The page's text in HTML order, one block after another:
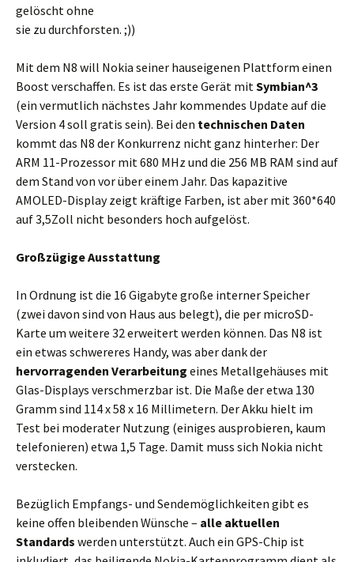
gelöscht ohne
sie zu durchforsten. ;))
Mit dem N8 will Nokia seiner hauseigenen Plattform einen
Boost verschaffen. Es ist das erste Gerät mitSymbian^3
(ein vermutlich nächstes Jahr kommendes Update auf die
Version 4 soll gratis sein). Bei den technischen Daten
kommt das N8 der Konkurrenz nicht ganz hinterher: Der
ARM 11-Prozessor mit 680 MHz und die 256 MB RAM sind auf
dem Stand von vor über einem Jahr. Das kapazitive
AMOLED-Display zeigt kräftige Farben, ist aber mit 360*640
auf 3,5Zoll nicht besonders hoch aufgelöst.
Großzügige Ausstattung
In Ordnung ist die 16 Gigabyte große interner Speicher
(zwei davon sind von Haus aus belegt), die per microSD-
Karte um weitere 32 erweitert werden können. Das N8 ist
ein etwas schwereres Handy, was aber dank der
hervorragenden Verarbeitung eines Metallgehäuses mit
Glas-Displays verschmerzbar ist. Die Maße der etwa 130
Gramm sind 114 x 58 x 16 Millimetern. Der Akku hielt im
Test bei moderater Nutzung (einiges ausprobieren, kaum
telefonieren) etwa 1,5 Tage. Damit muss sich Nokia nicht
verstecken.
Bezüglich Empfangs- und Sendemöglichkeiten gibt es
keine offen bleibenden Wünsche – alle aktuellen
Standards werden unterstützt. Auch ein GPS-Chip ist